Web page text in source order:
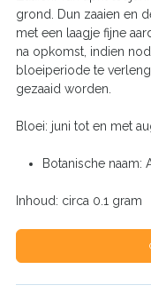
grond. Dun zaaien en
met een laagje fijne
na opkomst, indien
bloeiperiode te
gezaaid worden.
Bloei: juni tot en met
Botanische naam:
Inhoud: circa 0.1 gram